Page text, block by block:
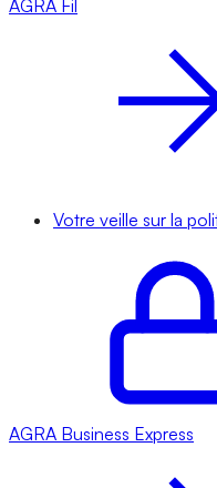
AGRA Fil
Votre veille sur la
AGRA Business Express